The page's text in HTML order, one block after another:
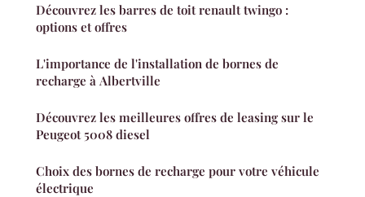
Découvrez les barres de toit renault twingo :
options et offres
L'importance de l'installation de bornes de
recharge à Albertville
Découvrez les meilleures offres de leasing sur le
Peugeot 5008 diesel
Choix des bornes de recharge pour votre véhicule
électrique